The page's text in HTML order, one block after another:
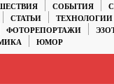
СОБЫТИЯ
СТАТЬИ ТЕХНОЛОГИИ
ФОТОРЕПОРТАЖИ
ЮМОР